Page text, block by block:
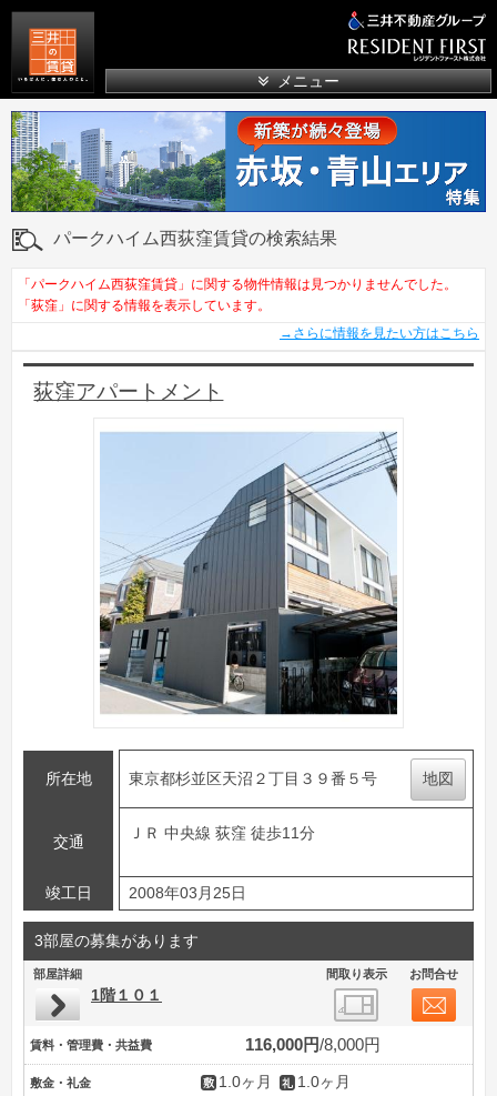
メニュー
パークハイム西荻窪賃貸の検索結果
「パークハイム西荻窪賃貸」に関する物件情報は見つかりませんでした。
「荻窪」に関する情報を表示しています。
→さらに情報を見たい方はこちら
荻窪アパートメント
所在地 東京都杉並区天沼２丁目３９番５号 地図
交通
ＪＲ 中央線 荻窪 徒歩11分
竣工日 2008年03月25日
3部屋の募集があります
部屋詳細 間取り表示 お問合せ
1階１０１
賃料・管理費・共益費 116,000円 8,000円
敷金・礼金 1.0ヶ月 1.0ヶ月